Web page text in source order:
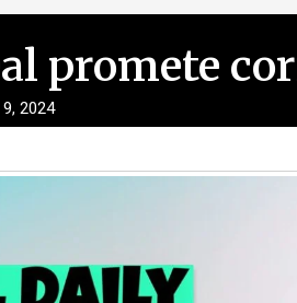
promete
2024